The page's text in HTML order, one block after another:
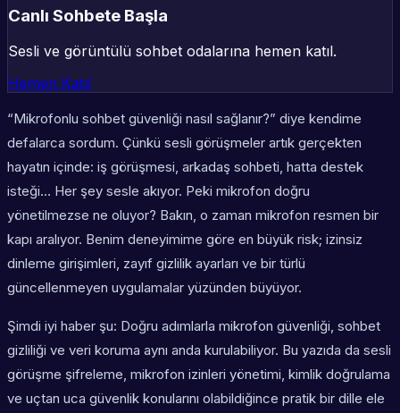
Canlı Sohbete Başla
Sesli ve görüntülü sohbet odalarına hemen katıl.
Hemen Katıl
“Mikrofonlu sohbet güvenliği nasıl sağlanır?” diye kendime
defalarca sordum. Çünkü sesli görüşmeler artık gerçekten
hayatın içinde: iş görüşmesi, arkadaş sohbeti, hatta destek
isteği… Her şey sesle akıyor. Peki mikrofon doğru
yönetilmezse ne oluyor? Bakın, o zaman mikrofon resmen bir
kapı aralıyor. Benim deneyimime göre en büyük risk; izinsiz
dinleme girişimleri, zayıf gizlilik ayarları ve bir türlü
güncellenmeyen uygulamalar yüzünden büyüyor.
Şimdi iyi haber şu: Doğru adımlarla mikrofon güvenliği, sohbet
gizliliği ve veri koruma aynı anda kurulabiliyor. Bu yazıda da sesli
görüşme şifreleme, mikrofon izinleri yönetimi, kimlik doğrulama
ve uçtan uca güvenlik konularını olabildiğince pratik bir dille ele